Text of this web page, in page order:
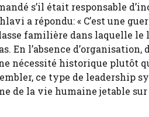
s’il était responsable
a répondu: « C’est une
familière dans laquelle le
En l’absence d’organisation,
nécessité historique plutôt
ce type de leadership
de la vie humaine jetable